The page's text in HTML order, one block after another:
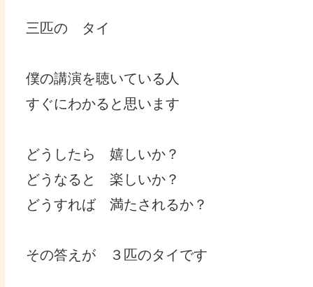
三匹の タイ
僕の講演を聴いている人
すぐにわかると思います
どうしたら 嬉しいか？
どうなると 楽しいか？
どうすれば 満たされるか？
その答えが ３匹のタイです